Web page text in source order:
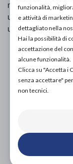
maglia. Queste
un'ottima
un uso
PROVA E
DA31,00€
PROVA E
NON
NON
funzionalità,
e attività di
dettagliato nella
Hai la possibilità di
accettazione del
alcune funzionalità.
Clicca su "Accetta i
senza accettare"
non tecnici.